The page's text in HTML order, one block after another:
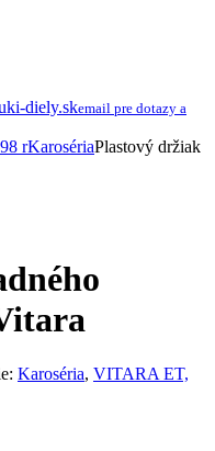
diely.skemail pre dotazy a
rKarosériaPlastový držiak
Karoséria, VITARA ET,